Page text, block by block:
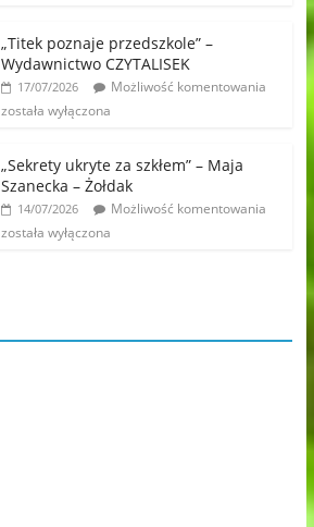
„Titek poznaje przedszkole” –
Wydawnictwo CZYTALISEK
17/07/2026
Możliwość komentowania
została wyłączona
„Sekrety ukryte za szkłem” – Maja
Szanecka – Żołdak
14/07/2026
Możliwość komentowania
została wyłączona